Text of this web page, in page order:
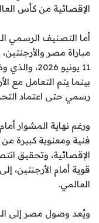
الإقصائية من كأس
أما التصنيف الرسمي
مباراة مصر
بينما يتم التعامل مع
رسمي حتى اعتماد
ورغم نهاية المشوار
فنية ومعنوية كبيرة من
الإقصائية، وتحقيق
قوية أمام
العالمي.